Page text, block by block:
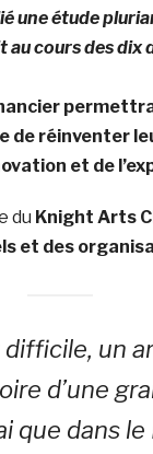
une étude
cours des dix
réinventer
et de
du Knight Arts
et des
difficile, un
d’une
que dans le